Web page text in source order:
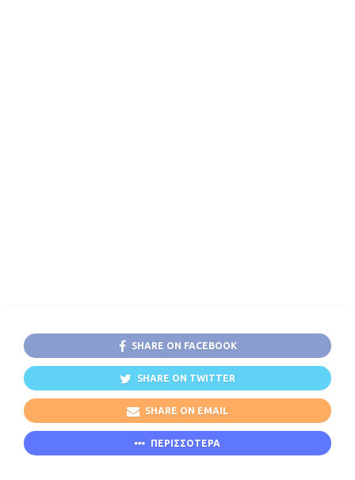
SHARE ON FACEBOOK
SHARE ON TWITTER
SHARE ON EMAIL
ΠΕΡΙΣΣΟΤΕΡΑ